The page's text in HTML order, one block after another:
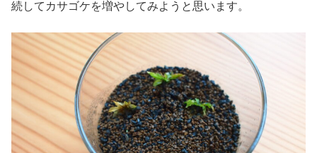
続してカサゴケを増やしてみようと思います。